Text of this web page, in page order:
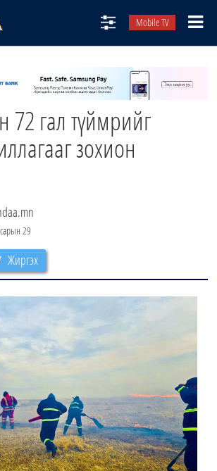
Mobile TV
72 гал түймрийг
зохион
29
Жиргэх